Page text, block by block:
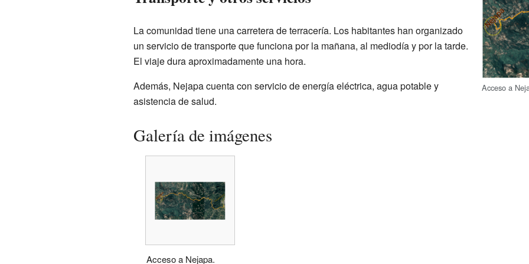
Acceso a
La comunidad tiene una carretera de terracería. Los habitantes han organizado
un servicio de transporte que funciona por la mañana, al mediodía y por la tarde.
El viaje dura aproximadamente una hora.
Además, Nejapa cuenta con servicio de energía eléctrica, agua potable y
asistencia de salud.
Galería de imágenes
Acceso a Nejapa.